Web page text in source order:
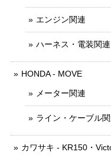
エンジン関連
ハーネス・電装関連
HONDA - MOVE
メーター関連
ライン・ケーブル
カワサキ - KR150・